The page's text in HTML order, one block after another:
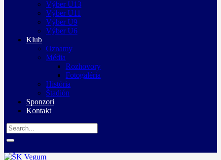
Výber U13
Výber U11
Výber U9
Výber U6
Klub
Oznamy
Média
Rozhovory
Fotogaléria
História
Štadión
Sponzori
Kontakt